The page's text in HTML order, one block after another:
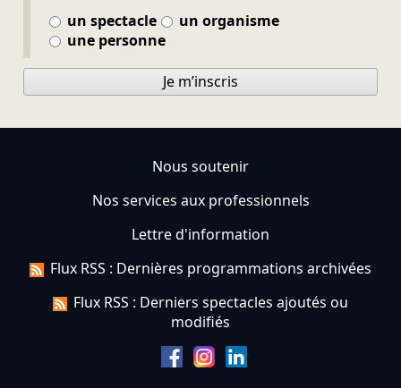
un spectacle
un organisme
une personne
Je m’inscris
Nous soutenir
Nos services aux professionnels
Lettre d'information
Flux RSS : Dernières programmations archivées
Flux RSS : Derniers spectacles ajoutés ou
modifiés